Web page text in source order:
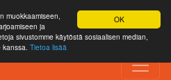
OK
muokkaamiseen,
ja
sivustomme käytöstä sosiaalisen median,
kanssa. Tietoa lisää